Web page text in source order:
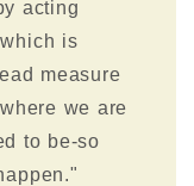
acting
is
measure
we are
to be-so